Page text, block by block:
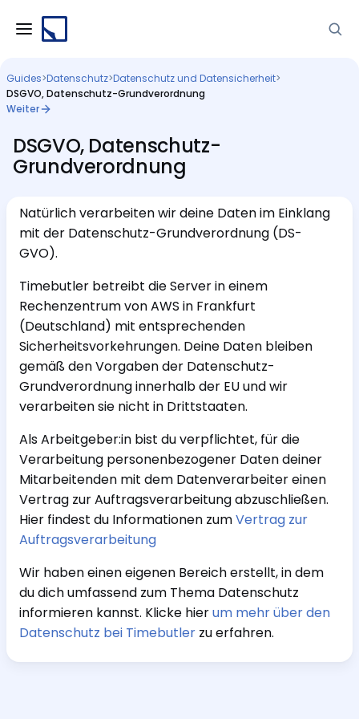
Guides>Datenschutz>Datenschutz und Datensicherheit>
DSGVO, Datenschutz-Grundverordnung
Weiter
DSGVO, Datenschutz-
Grundverordnung
Natürlich verarbeiten wir deine Daten im Einklang
mit der Datenschutz-Grundverordnung (DS-
GVO).
Timebutler betreibt die Server in einem
Rechenzentrum von AWS in Frankfurt
(Deutschland) mit entsprechenden
Sicherheitsvorkehrungen. Deine Daten bleiben
gemäß den Vorgaben der Datenschutz-
Grundverordnung innerhalb der EU und wir
verarbeiten sie nicht in Drittstaaten.
Als Arbeitgeber:in bist du verpflichtet, für die
Verarbeitung personenbezogener Daten deiner
Mitarbeitenden mit dem Datenverarbeiter einen
Vertrag zur Auftragsverarbeitung abzuschließen.
Hier findest du Informationen zumVertrag zur
Auftragsverarbeitung
Wir haben einen eigenen Bereich erstellt, in dem
du dich umfassend zum Thema Datenschutz
informieren kannst. Klicke hierum mehr über den
Datenschutz bei Timebutler zu erfahren.